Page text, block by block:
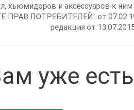
хьюмидоров и аксессуаров к
ПРАВ ПОТРЕБИТЕЛЕЙ" от
редакция от
уже